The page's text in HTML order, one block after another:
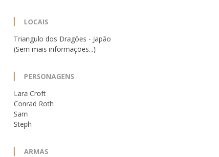
LOCAIS
Triangulo dos Dragões - Japão
(Sem mais informações...)
PERSONAGENS
Lara Croft
Conrad Roth
Sam
Steph
ARMAS